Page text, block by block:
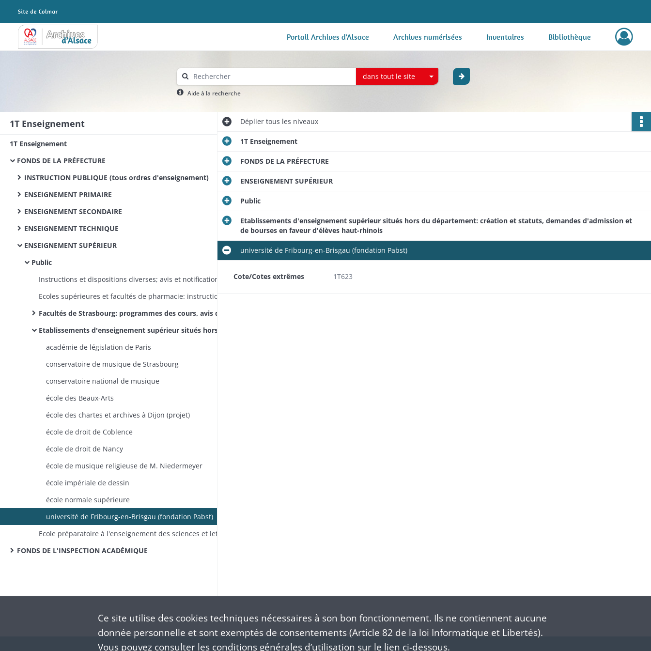
Archives Alsace - Colmar Portail Archives d'Alsace Archives numérisées Inventaires Bibliothèque
dans tout le site
Aide à la recherche
1T Enseignement
1T Enseignement
FONDS DE LA PRÉFECTURE
INSTRUCTION PUBLIQUE (tous ordres d'enseignement)
ENSEIGNEMENT PRIMAIRE
ENSEIGNEMENT SECONDAIRE
ENSEIGNEMENT TECHNIQUE
ENSEIGNEMENT SUPÉRIEUR
Public
Facultés de Strasbourg: programmes des cours, avis de concours pour des places de professeurs
Etablissements d'enseignement supérieur situés hors du département: création et statuts, demandes d'admission et de bourses en faveur d'élèves haut-rhinois
académie de législation de Paris
conservatoire de musique de Strasbourg
conservatoire national de musique
école des Beaux-Arts
école des chartes et archives à Dijon (projet)
école de droit de Coblence
école de droit de Nancy
école de musique religieuse de M. Niedermeyer
école impériale de dessin
école normale supérieure
université de Fribourg-en-Brisgau (fondation Pabst)
FONDS DE L'INSPECTION ACADÉMIQUE
Dépliertous les niveaux
1T Enseignement
FONDS DE LA PRÉFECTURE
ENSEIGNEMENT SUPÉRIEUR
Public
Etablissements d'enseignement supérieur situés hors du département: création et statuts, demandes d'admission et
de bourses en faveur d'élèves haut-rhinois
université de Fribourg-en-Brisgau (fondation Pabst)
Cote/Cotes extrêmes 1T623
Ce site utilise des cookiestechniques nécessaires à son bon fonctionnement. Ils ne contiennent aucune
donnée personnelle et sont exemptés de consentements (Article 82 de la loi Informatique et Libertés).
Vous pouvez consulter les conditions générales d’utilisation sur le lien ci-dessous.